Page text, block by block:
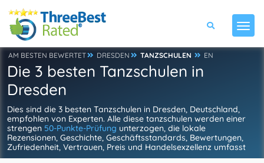
AM BESTEN BEWERTET DRESDEN TANZSCHULEN EN
Die 3 besten Tanzschulen in
Dresden
Dies sind die 3 besten Tanzschulen in Dresden, Deutschland,
empfohlen von Experten. Alle diese tanzschulen werden einer
strengen 50-Punkte-Prüfung unterzogen, die lokale
Rezensionen, Geschichte, Geschäftsstandards, Bewertungen,
Zufriedenheit, Vertrauen, Preis und Handelsexzellenz umfasst